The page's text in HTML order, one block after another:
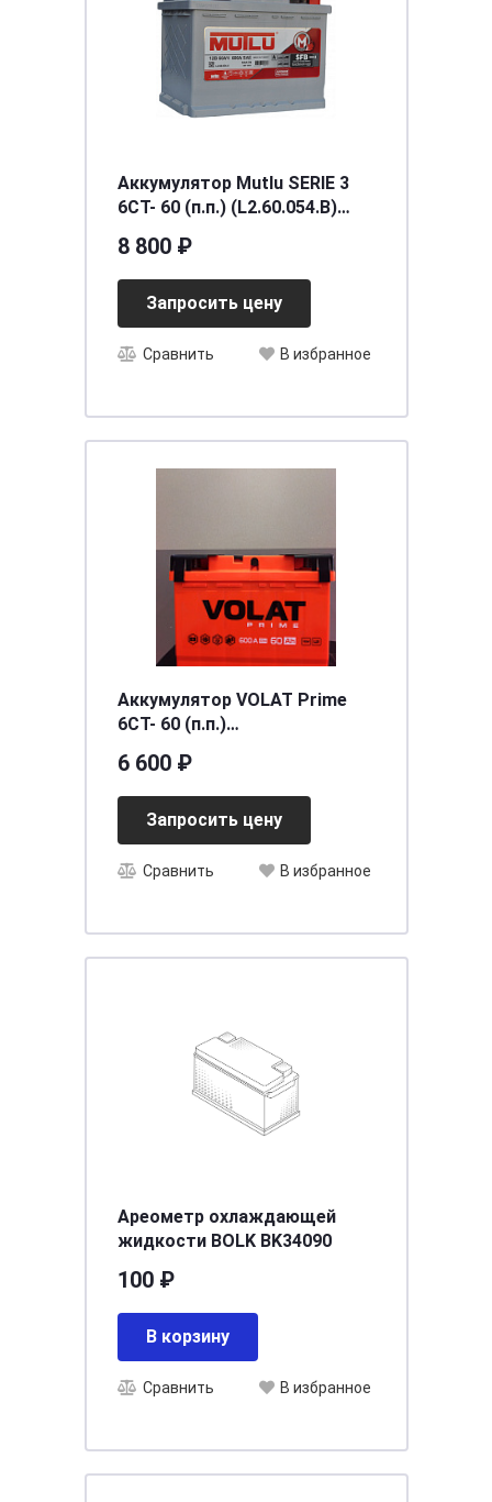
Аккумулятор Mutlu SERIE 3
6CT- 60 (п.п.) (L2.60.054.B)
8 800 ₽
Запросить цену
Сравнить В избранное
Аккумулятор VOLAT Prime
6СТ- 60 (п.п.)
6 600 ₽
Запросить цену
Сравнить В избранное
Ареометр охлаждающей
жидкости BOLK BK34090
100 ₽
В корзину
Сравнить В избранное